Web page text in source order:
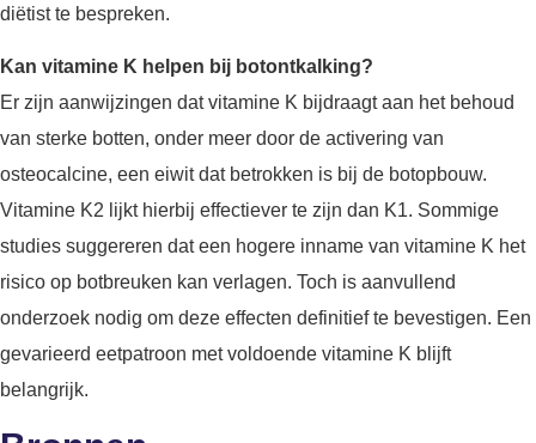
diëtist te bespreken.
Kan vitamine K helpen bij botontkalking?
Er zijn aanwijzingen dat vitamine K bijdraagt aan het behoud
van sterke botten, onder meer door de activering van
osteocalcine, een eiwit dat betrokken is bij de botopbouw.
Vitamine K2 lijkt hierbij effectiever te zijn dan K1. Sommige
studies suggereren dat een hogere inname van vitamine K het
risico op botbreuken kan verlagen. Toch is aanvullend
onderzoek nodig om deze effecten definitief te bevestigen. Een
gevarieerd eetpatroon met voldoende vitamine K blijft
belangrijk.